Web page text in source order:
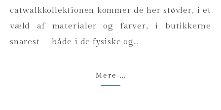
catwalkkollektionen kommer de her støvler, i et
væld af materialer og farver, i butikkerne
snarest – både i de fysiske og…
Mere ...